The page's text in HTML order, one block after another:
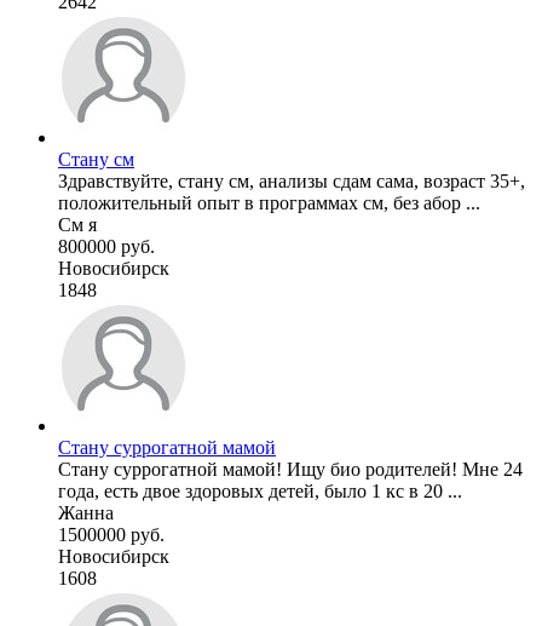
Стану см
Здравствуйте, стану см, анализы сдам сама, возраст 35+,
положительный опыт в программах см, без абор ...
См я
800000 руб.
Новосибирск
1848
Стану суррогатной мамой
Стану суррогатной мамой! Ищу био родителей! Мне 24
года, есть двое здоровых детей, было 1 кс в 20 ...
Жанна
1500000 руб.
Новосибирск
1608